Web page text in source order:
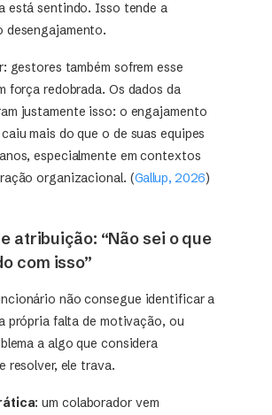
está sentindo. Isso tende a
desengajamento.
gestores também sofrem esse
força redobrada. Os dados da
justamente isso: o engajamento
mais do que o de suas equipes
especialmente em contextos
organizacional. (Gallup, 2026)
atribuição: “Não sei o que
com isso”
não consegue identificar a
própria falta de motivação, ou
a algo que considera
resolver, ele trava.
: um colaborador vem